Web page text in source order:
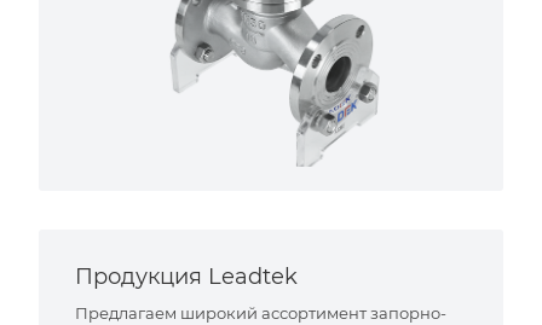
Продукция Leadtek
Предлагаем широкий ассортимент запорно-